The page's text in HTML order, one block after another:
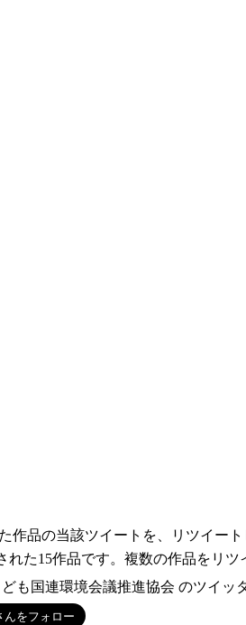
作品の当該ツイートを、リツイート
れた15作品です。複数の作品をリツ
も国連環境会議推進協会 のツイッ